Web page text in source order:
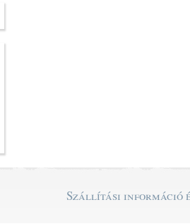
Szállítási információ